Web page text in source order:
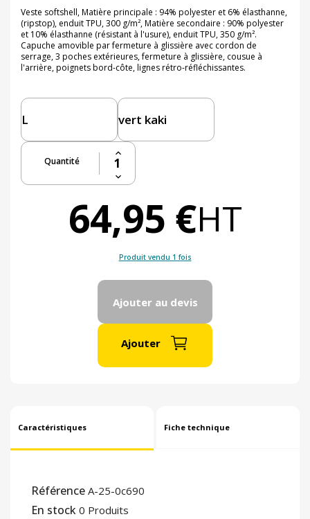
Veste softshell, Matière principale : 94% polyester et 6% élasthanne,
(ripstop), enduit TPU, 300 g/m², Matière secondaire : 90% polyester
et 10% élasthanne (résistant à l'usure), enduit TPU, 350 g/m².
Capuche amovible par fermeture à glissière avec cordon de
serrage, 3 poches extérieures, fermeture à glissière, cousue à
l'arrière, poignets bord-côte, lignes rétro-réfléchissantes.
Quantité
64,95 €HT
Produit vendu 1 fois
Ajouter au devis
Ajouter
Caractéristiques Fiche technique
Référence A-25-0c690
En stock 0 Produits